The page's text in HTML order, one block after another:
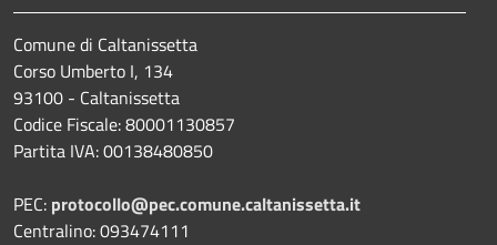
Comune di Caltanissetta
Corso Umberto I, 134
93100 - Caltanissetta
Codice Fiscale: 80001130857
Partita IVA: 00138480850
PEC: protocollo@pec.comune.caltanissetta.it
Centralino: 093474111